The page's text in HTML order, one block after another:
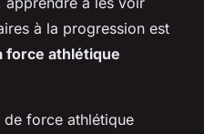
à la progression est
force athlétique
de force athlétique